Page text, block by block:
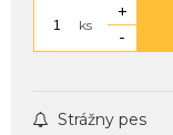
ks
+
-
Strážny pes